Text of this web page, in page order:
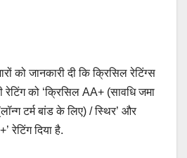
को जानकारी दी कि क्रिसिल रेटिंग्स
रेटिंग को ‘क्रिसिल AA+ (सावधि जमा
टर्म बांड के लिए) / स्थिर’ और
रेटिंग दिया है.